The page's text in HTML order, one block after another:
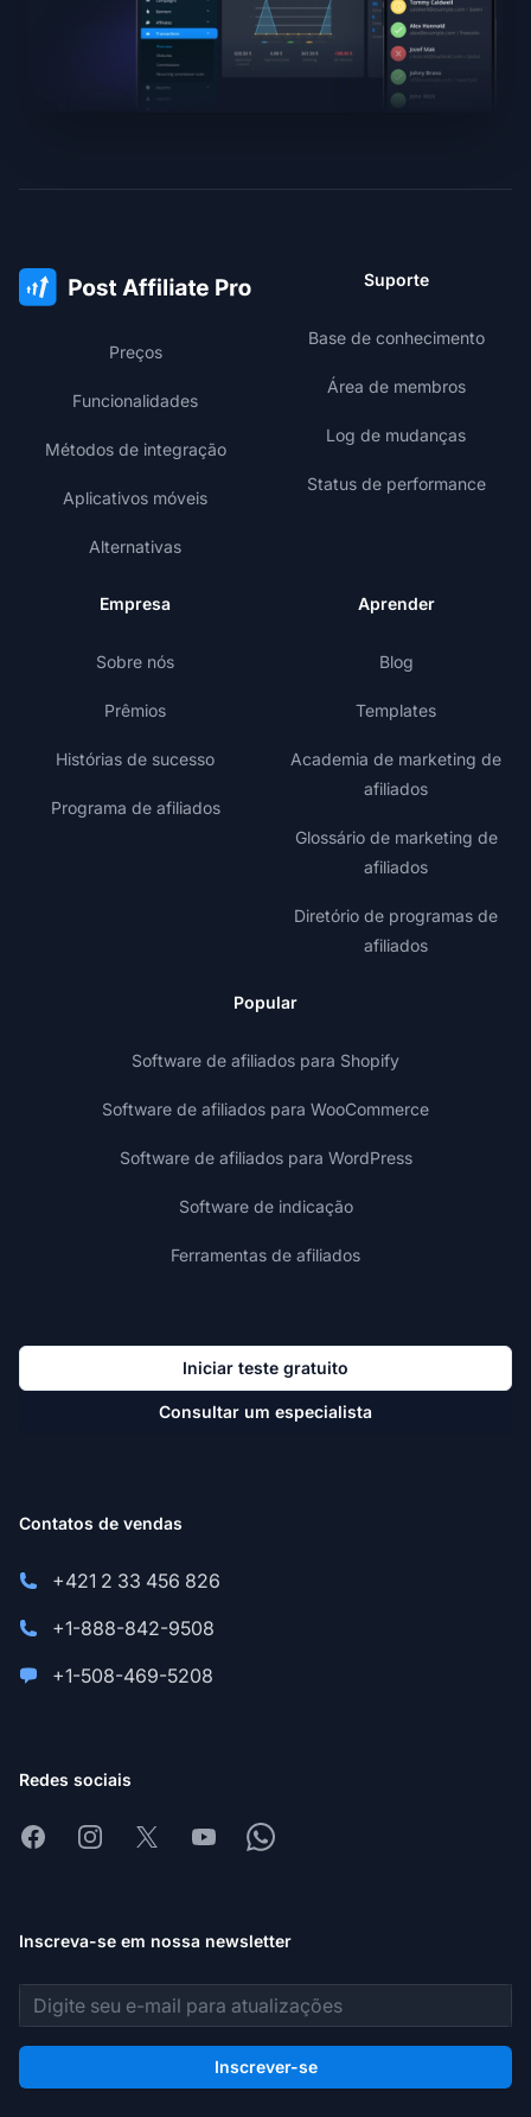
Preços
Funcionalidades
Métodos de integração
Aplicativos móveis
Alternativas
Suporte
Base de conhecimento
Área de membros
Log de mudanças
Status de performance
Empresa
Sobre nós
Prêmios
Histórias de sucesso
Programa de afiliados
Aprender
Blog
Templates
Academia de marketing de
afiliados
Glossário de marketing de
afiliados
Diretório de programas de
afiliados
Popular
Software de afiliados para Shopify
Software de afiliados para WooCommerce
Software de afiliados para WordPress
Software de indicação
Ferramentas de afiliados
Iniciar teste gratuito
Consultar um especialista
Contatos de vendas
+421 2 33 456 826
+1-888-842-9508
+1-508-469-5208
Redes sociais
FacebookInstagram
X YoutubeWhatsapp
Inscreva-se em nossa newsletter
Endereço de e-mail
Inscrever-se